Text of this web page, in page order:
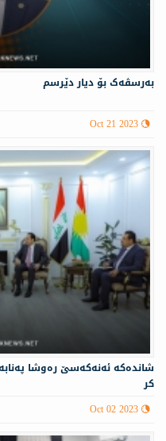
بەرسڤەک بۆ دیار دێرسم
Oct 21 2023
شانده‌كه‌ ئە‌نەكەسێ ره‌وشا
كر
Oct 02 2023